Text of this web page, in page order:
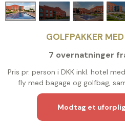
GOLFPAKKER
7 overnatninger
Pris pr. person i DKK inkl. hotel
fly med bagage og golfbag,
Modtag et